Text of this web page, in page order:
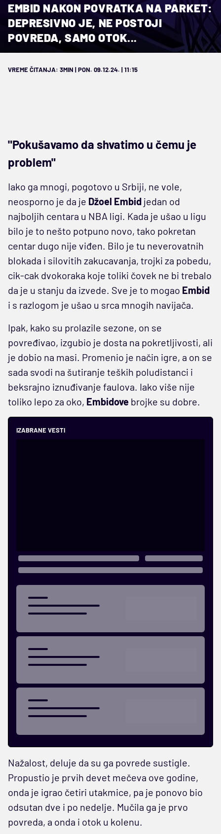
EMBID NAKON POVRATKA NA PARKET:
DEPRESIVNO JE, NE POSTOJI
POVREDA, SAMO OTOK...
VREME ČITANJA: 3MIN | PON. 09.12.24. | 11:15
"Pokušavamo da shvatimo u čemu je
problem"
Iako ga mnogi, pogotovo u Srbiji, ne vole,
neosporno je da je Džoel Embid jedan od
najboljih centara u NBA ligi. Kada je ušao u ligu
bilo je to nešto potpuno novo, tako pokretan
centar dugo nije viđen. Bilo je tu neverovatnih
blokada i silovitih zakucavanja, trojki za pobedu,
cik-cak dvokoraka koje toliki čovek ne bi trebalo
da je u stanju da izvede. Sve je to mogao Embid
i s razlogom je ušao u srca mnogih navijača.
Ipak, kako su prolazile sezone, on se
povređivao, izgubio je dosta na pokretljivosti, ali
je dobio na masi. Promenio je način igre, a on se
sada svodi na šutiranje teških poludistanci i
beksrajno iznuđivanje faulova. Iako više nije
toliko lepo za oko, Embidove brojke su dobre.
IZABRANE VESTI
Nažalost, deluje da su ga povrede sustigle.
Propustio je prvih devet mečeva ove godine,
onda je igrao četiri utakmice, pa je ponovo bio
odsutan dve i po nedelje. Mučila ga je prvo
povreda, a onda i otok u kolenu.